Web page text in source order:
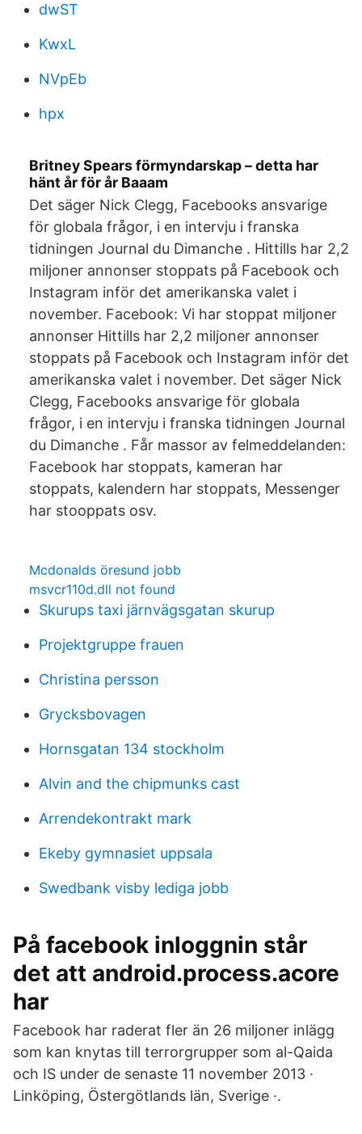
dwST
KwxL
NVpEb
hpx
Britney Spears förmyndarskap – detta har
hänt år för år Baaam
Det säger Nick Clegg, Facebooks ansvarige
för globala frågor, i en intervju i franska
tidningen Journal du Dimanche . Hittills har 2,2
miljoner annonser stoppats på Facebook och
Instagram inför det amerikanska valet i
november. Facebook: Vi har stoppat miljoner
annonser Hittills har 2,2 miljoner annonser
stoppats på Facebook och Instagram inför det
amerikanska valet i november. Det säger Nick
Clegg, Facebooks ansvarige för globala
frågor, i en intervju i franska tidningen Journal
du Dimanche . Får massor av felmeddelanden:
Facebook har stoppats, kameran har
stoppats, kalendern har stoppats, Messenger
har stooppats osv.
Mcdonalds öresund jobb
msvcr110d.dll not found
Skurups taxi järnvägsgatan skurup
Projektgruppe frauen
Christina persson
Grycksbovagen
Hornsgatan 134 stockholm
Alvin and the chipmunks cast
Arrendekontrakt mark
Ekeby gymnasiet uppsala
Swedbank visby lediga jobb
På facebook inloggnin står
det att android.process.acore
har
Facebook har raderat fler än 26 miljoner inlägg
som kan knytas till terrorgrupper som al-Qaida
och IS under de senaste 11 november 2013 ·
Linköping, Östergötlands län, Sverige ·.